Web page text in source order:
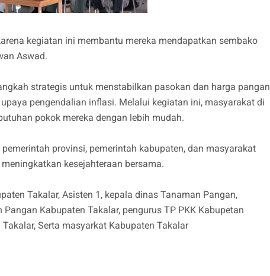
kegiatan ini membantu mereka mendapatkan sembako
Aswad.
strategis untuk menstabilkan pasokan dan harga pangan
pengendalian inflasi. Melalui kegiatan ini, masyarakat di
pokok mereka dengan lebih mudah.
provinsi, pemerintah kabupaten, dan masyarakat
kesejahteraan bersama.
Takalar, Asisten 1, kepala dinas Tanaman Pangan,
Kabupaten Takalar, pengurus TP PKK Kabupetan
Serta masyarkat Kabupaten Takalar